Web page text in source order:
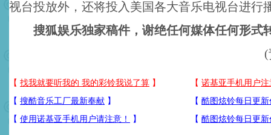
视台投放外，还将投入美国各大音乐电视台进行
搜狐娱乐独家稿件，谢绝任何媒体任何形式
(